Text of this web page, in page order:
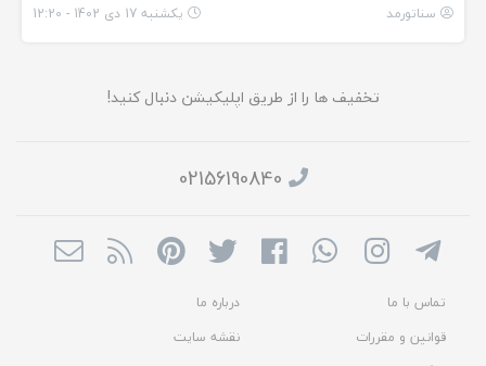
سناتورمد یکشنبه 17 دی 1402 - 12:20
تخفیف ها را از طریق اپلیکیشن دنبال کنید!
02156190840
تماس با ما
درباره ما
قوانین و مقررات
نقشه سایت